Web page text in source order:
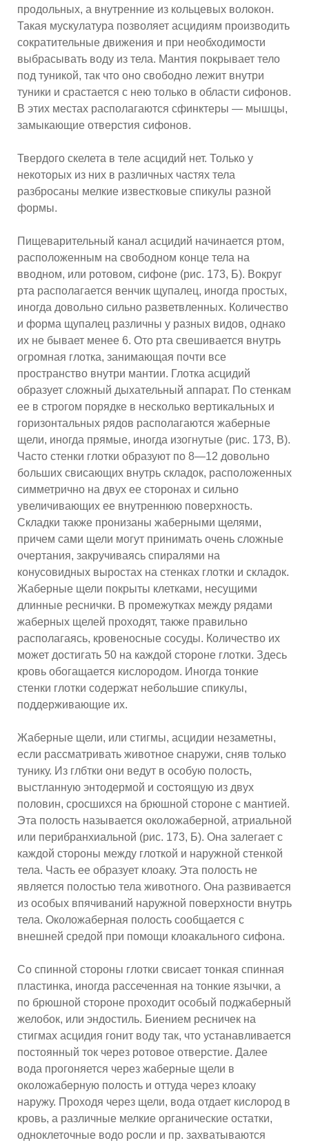
продольных, а внутренние из кольцевых волокон.
Такая мускулатура позволяет асцидиям производить
сократительные движения и при необходимости
выбрасывать воду из тела. Мантия покрывает тело
под туникой, так что оно свободно лежит внутри
туники и срастается с нею только в области сифонов.
В этих местах располагаются сфинктеры — мышцы,
замыкающие отверстия сифонов.
Твердого скелета в теле асцидий нет. Только у
некоторых из них в различных частях тела
разбросаны мелкие известковые спикулы разной
формы.
Пищеварительный канал асцидий начинается ртом,
расположенным на свободном конце тела на
вводном, или ротовом, сифоне (рис. 173, Б). Вокруг
рта располагается венчик щупалец, иногда простых,
иногда довольно сильно разветвленных. Количество
и форма щупалец различны у разных видов, однако
их не бывает менее 6. Ото рта свешивается внутрь
огромная глотка, занимающая почти все
пространство внутри мантии. Глотка асцидий
образует сложный дыхательный аппарат. По стенкам
ее в строгом порядке в несколько вертикальных и
горизонтальных рядов располагаются жаберные
щели, иногда прямые, иногда изогнутые (рис. 173, В).
Часто стенки глотки образуют по 8—12 довольно
больших свисающих внутрь складок, расположенных
симметрично на двух ее сторонах и сильно
увеличивающих ее внутреннюю поверхность.
Складки также пронизаны жаберными щелями,
причем сами щели могут принимать очень сложные
очертания, закручиваясь спиралями на
конусовидных выростах на стенках глотки и складок.
Жаберные щели покрыты клетками, несущими
длинные реснички. В промежутках между рядами
жаберных щелей проходят, также правильно
располагаясь, кровеносные сосуды. Количество их
может достигать 50 на каждой стороне глотки. Здесь
кровь обогащается кислородом. Иногда тонкие
стенки глотки содержат небольшие спикулы,
поддерживающие их.
Жаберные щели, или стигмы, асцидии незаметны,
если рассматривать животное снаружи, сняв только
тунику. Из глбтки они ведут в особую полость,
выстланную энтодермой и состоящую из двух
половин, сросшихся на брюшной стороне с мантией.
Эта полость называется околожаберной, атриальной
или перибранхиальной (рис. 173, Б). Она залегает с
каждой стороны между глоткой и наружной стенкой
тела. Часть ее образует клоаку. Эта полость не
является полостью тела животного. Она развивается
из особых впячиваний наружной поверхности внутрь
тела. Околожаберная полость сообщается с
внешней средой при помощи клоакального сифона.
Со спинной стороны глотки свисает тонкая спинная
пластинка, иногда рассеченная на тонкие язычки, а
по брюшной стороне проходит особый поджаберный
желобок, или эндостиль. Биением ресничек на
стигмах асцидия гонит воду так, что устанавливается
постоянный ток через ротовое отверстие. Далее
вода прогоняется через жаберные щели в
околожаберную полость и оттуда через клоаку
наружу. Проходя через щели, вода отдает кислород в
кровь, а различные мелкие органические остатки,
одноклеточные водо росли и пр. захватываются